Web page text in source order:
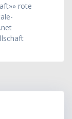
rote